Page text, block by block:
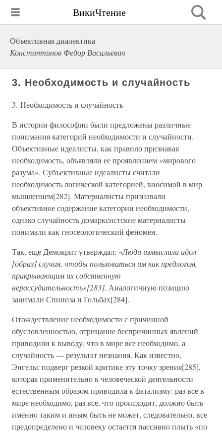
ВикиЧтение
Объективная диалектика
Константинов Федор Васильевич
3. Необходимость и случайность
3. Необходимость и случайность
В истории философии были предложены различные
понимания категорий необходимости и случайности.
Объективные идеалисты, как правило признавая
необходимость, объявляли ее проявлением «мирового
разума». Субъективные идеалисты считали
необходимость логической категорией, вносимой в мир
мышлением[282]. Материалисты признавали
объективное содержание категории необходимости,
однако случайность домарксистские материалисты
понимали как гносеологический феномен.
Так, еще Демокрит утверждал: «Люди измыслили идол
[образ] случая, чтобы пользоваться им как предлогом,
прикрывающим их собственную
нерассудительность»[283]. Аналогичную позицию
занимали Спиноза и Гольбах[284].
Отождествление необходимости с причинной
обусловленностью, отрицание беспричинных явлений
приводили к выводу, что в мире все необходимо, а
случайность — результат незнания. Как известно,
Энгельс подверг резкой критике эту точку зрения[285],
которая применительно к человеческой деятельности
естественным образом приводила к фатализму: раз все в
мире необходимо, раз все, что происходит, должно быть
именно таким и иным быть не может, следовательно, все
предопределено и человеку остается пассивно плыть «по